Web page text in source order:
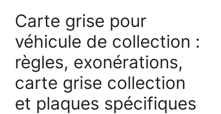
Carte grise pour
véhicule de collection :
règles, exonérations,
carte grise collection
et plaques spécifiques